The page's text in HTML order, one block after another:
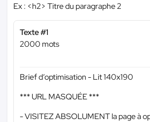
Ex : <h2> Titre du paragraphe 2
Texte #1
2000 mots
Brief d’optimisation - Lit 140x190
*** URL MASQUÉE ***
- VISITEZ ABSOLUMENT la page à